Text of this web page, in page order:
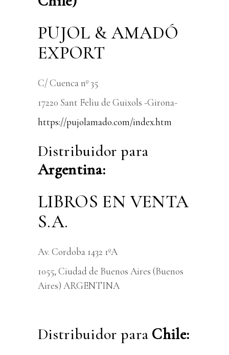
PUJOL & AMADÓ
EXPORT
C/ Cuenca nº 35
17220 Sant Feliu de Guixols -Girona-
https://pujolamado.com/index.htm
Distribuidor para
Argentina:
LIBROS EN VENTA
S.A.
Av. Cordoba 1432 1ºA
1055, Ciudad de Buenos Aires (Buenos
Aires) ARGENTINA
Distribuidor para Chile: